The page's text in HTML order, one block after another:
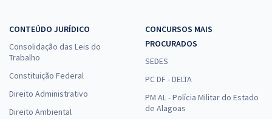
CONTEÚDO JURÍDICO
Consolidação das Leis do
Trabalho
Constituição Federal
Direito Administrativo
Direito Ambiental
CONCURSOS MAIS
PROCURADOS
SEDES
PC DF - DELTA
PM AL - Polícia Militar do Estado
de Alagoas